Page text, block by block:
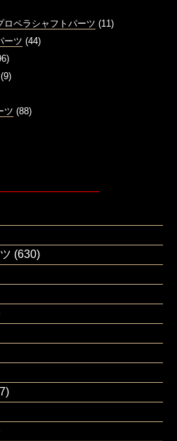
ペラシャフトパーツ (11)
ーツ (44)
(9)
ツ (88)
(630)